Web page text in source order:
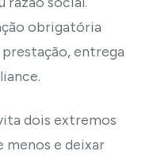
obrigatória
entrega
dois extremos
menos e deixar